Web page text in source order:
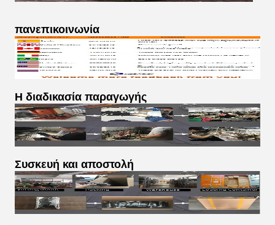
Επανεπικοινωνία
Η διαδικασία παραγωγής
Συσκευή και αποστολή